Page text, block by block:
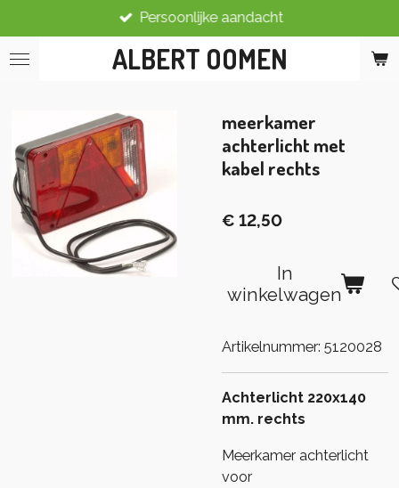
direct
naar
ALBERT OOMEN
Persoonlijke aandacht
meerkamer
achterlicht met
kabel rechts
€ 12,50
In
winkelwagen
Artikelnummer: 5120028
Achterlicht 220x140
mm. rechts
Meerkamer achterlicht
voor